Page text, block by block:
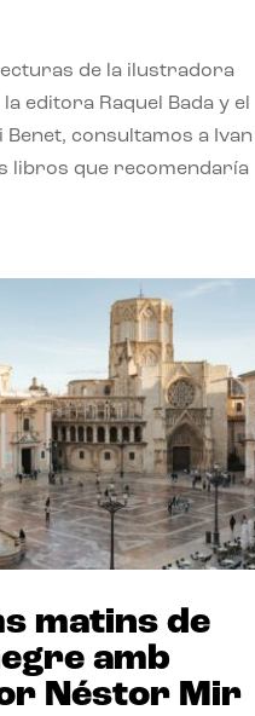
de la ilustradora
editora Raquel Bada y el
consultamos a Ivan
libros que recomendaría
matins de
amb
Néstor Mir